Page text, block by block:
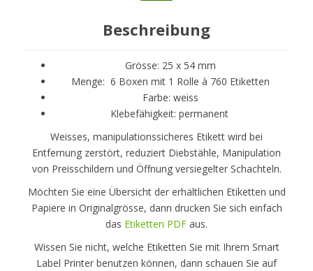
Beschreibung
Grösse: 25 x 54 mm
Menge: 6 Boxen mit 1 Rolle à 760 Etiketten
Farbe: weiss
Klebefähigkeit: permanent
Weisses, manipulationssicheres Etikett wird bei
Entfernung zerstört, reduziert Diebstähle, Manipulation
von Preisschildern und Öffnung versiegelter Schachteln.
Möchten Sie eine Übersicht der erhältlichen Etiketten und
Papiere in Originalgrösse, dann drucken Sie sich einfach
das Etiketten PDF aus.
Wissen Sie nicht, welche Etiketten Sie mit Ihrem Smart
Label Printer benutzen können, dann schauen Sie auf